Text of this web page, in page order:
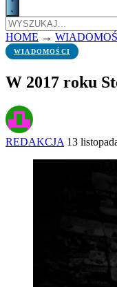
HOME →
WIADOMOŚCI
W 2017 roku
REDAKCJA 13